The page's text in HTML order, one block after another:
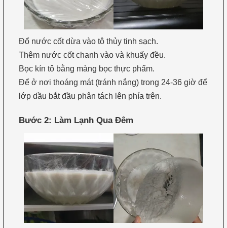
Đổ nước cốt dừa vào tô thủy tinh sạch.
Thêm nước cốt chanh vào và khuấy đều.
Bọc kín tô bằng màng bọc thực phẩm.
Để ở nơi thoáng mát (tránh nắng) trong 24-36 giờ để
lớp dầu bắt đầu phân tách lên phía trên.
Bước 2: Làm Lạnh Qua Đêm